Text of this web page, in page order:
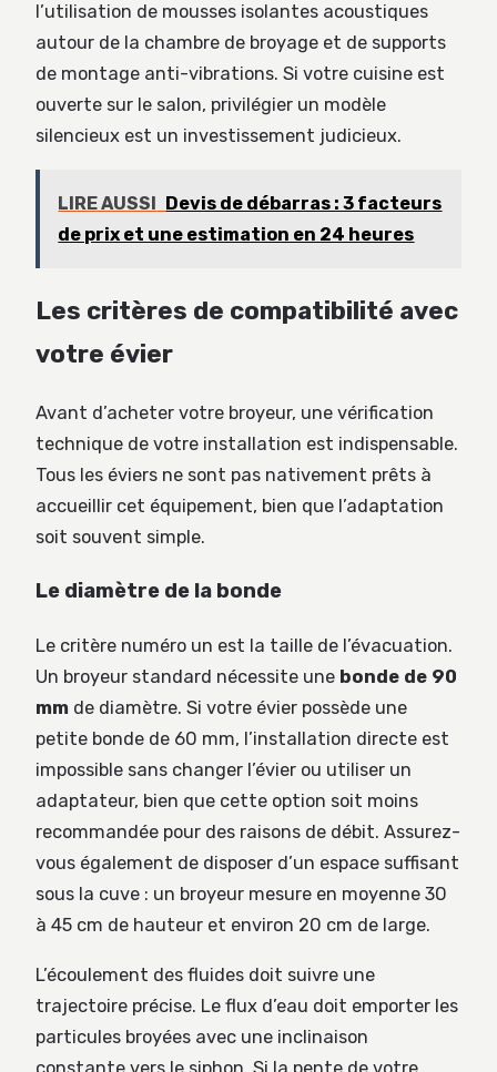
l’utilisation de mousses isolantes acoustiques
autour de la chambre de broyage et de supports
de montage anti-vibrations. Si votre cuisine est
ouverte sur le salon, privilégier un modèle
silencieux est un investissement judicieux.
LIRE AUSSI Devis de débarras : 3 facteurs
de prix et une estimation en 24 heures
Les critères de compatibilité avec
votre évier
Avant d’acheter votre broyeur, une vérification
technique de votre installation est indispensable.
Tous les éviers ne sont pas nativement prêts à
accueillir cet équipement, bien que l’adaptation
soit souvent simple.
Le diamètre de la bonde
Le critère numéro un est la taille de l’évacuation.
Un broyeur standard nécessite une bonde de 90
mm de diamètre. Si votre évier possède une
petite bonde de 60 mm, l’installation directe est
impossible sans changer l’évier ou utiliser un
adaptateur, bien que cette option soit moins
recommandée pour des raisons de débit. Assurez-
vous également de disposer d’un espace suffisant
sous la cuve : un broyeur mesure en moyenne 30
à 45 cm de hauteur et environ 20 cm de large.
L’écoulement des fluides doit suivre une
trajectoire précise. Le flux d’eau doit emporter les
particules broyées avec une inclinaison
constante vers le siphon. Si la pente de votre